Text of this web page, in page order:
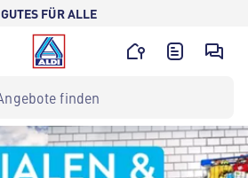
GUTES FÜR ALLE